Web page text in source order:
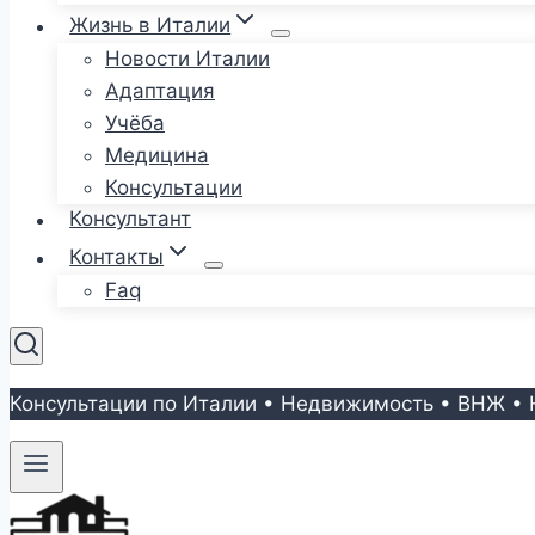
Жизнь в Италии
Новости Италии
Адаптация
Учёба
Медицина
Консультации
Консультант
Контакты
Faq
Консультации по Италии • Недвижимость • ВНЖ •